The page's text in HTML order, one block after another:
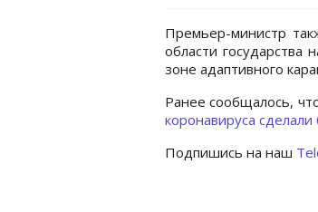
Премьер-министр
области государства
зоне адаптивного
Ранее сообщалось,
коронавируса
Подпишись на наш